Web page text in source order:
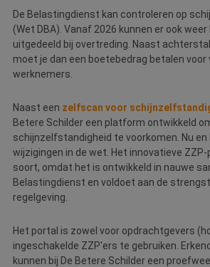
De Belastingdienst kan controleren op
(Wet DBA). Vanaf 2026 kunnen er ook
uitgedeeld bij overtreding. Naast
moet je dan een boetebedrag betalen voor
werknemers.
Naast een zelfscan voor
Betere Schilder een platform ontwikkeld
schijnzelfstandigheid te voorkomen. Nu en
wijzigingen in de wet. Het innovatieve
soort, omdat het is ontwikkeld in nauwe
Belastingdienst en voldoet aan de
regelgeving.
Het portal is zowel voor opdrachtgevers
ingeschakelde ZZP'ers te gebruiken.
kunnen bij De Betere Schilder een